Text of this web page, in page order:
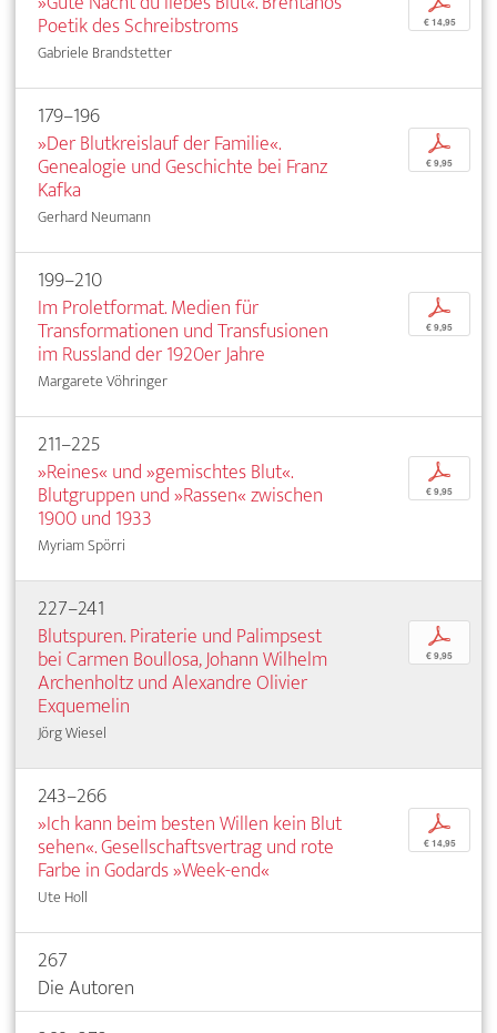
Poetik des Schreibstroms
Gabriele Brandstetter
€ 14,95
179–196
»Der Blutkreislauf der Familie«.
Genealogie und Geschichte bei Franz
Kafka
Gerhard Neumann
p
€ 9,95
199–210
Im Proletformat. Medien für
Transformationen und Transfusionen
im Russland der 1920er Jahre
Margarete Vöhringer
p
€ 9,95
211–225
»Reines« und »gemischtes Blut«.
Blutgruppen und »Rassen« zwischen
1900 und 1933
Myriam Spörri
p
€ 9,95
227–241
Blutspuren. Piraterie und Palimpsest
bei Carmen Boullosa, Johann Wilhelm
Archenholtz und Alexandre Olivier
Exquemelin
Jörg Wiesel
p
€ 9,95
243–266
»Ich kann beim besten Willen kein Blut
sehen«. Gesellschaftsvertrag und rote
Farbe in Godards »Week-end«
Ute Holl
p
€ 14,95
267
Die Autoren